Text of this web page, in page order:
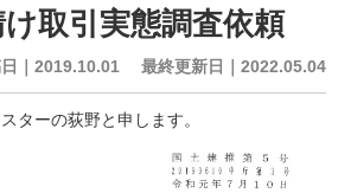
取引実態調査依頼
｜2019.10.01 最終更新日｜2022.05.04
ターの荻野と申します。